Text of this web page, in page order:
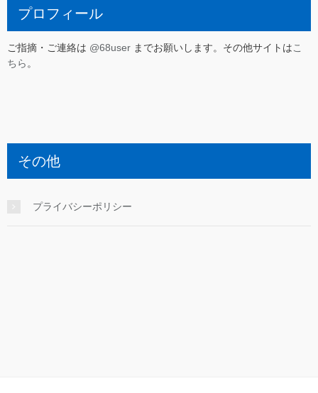
プロフィール
ご指摘・ご連絡は @68user までお願いします。その他サイトはこ
ちら。
その他
プライバシーポリシー